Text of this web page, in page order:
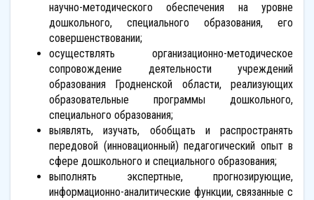
научно-методического обеспечения на уровне
дошкольного, специального образования, его
совершенствовании;
осуществлять организационно-методическое
сопровождение деятельности учреждений
образования Гродненской области, реализующих
образовательные программы дошкольного,
специального образования;
выявлять, изучать, обобщать и распространять
передовой (инновационный) педагогический опыт в
сфере дошкольного и специального образования;
выполнять экспертные, прогнозирующие,
информационно-аналитические функции, связанные с